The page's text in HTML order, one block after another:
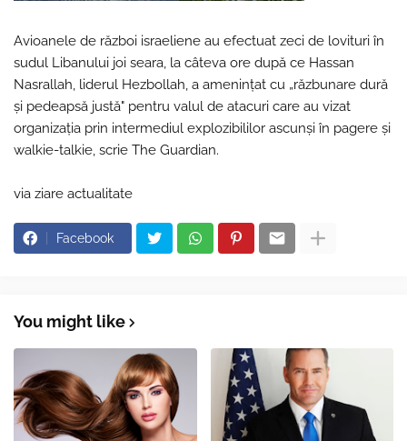
Avioanele de război israeliene au efectuat zeci de lovituri în
sudul Libanului joi seara, la câteva ore după ce Hassan
Nasrallah, liderul Hezbollah, a amenințat cu „răzbunare dură
și pedeapsă justă" pentru valul de atacuri care au vizat
organizația prin intermediul explozibililor ascunși în pagere și
walkie-talkie, scrie The Guardian.
via ziare actualitate
Facebook
You might like